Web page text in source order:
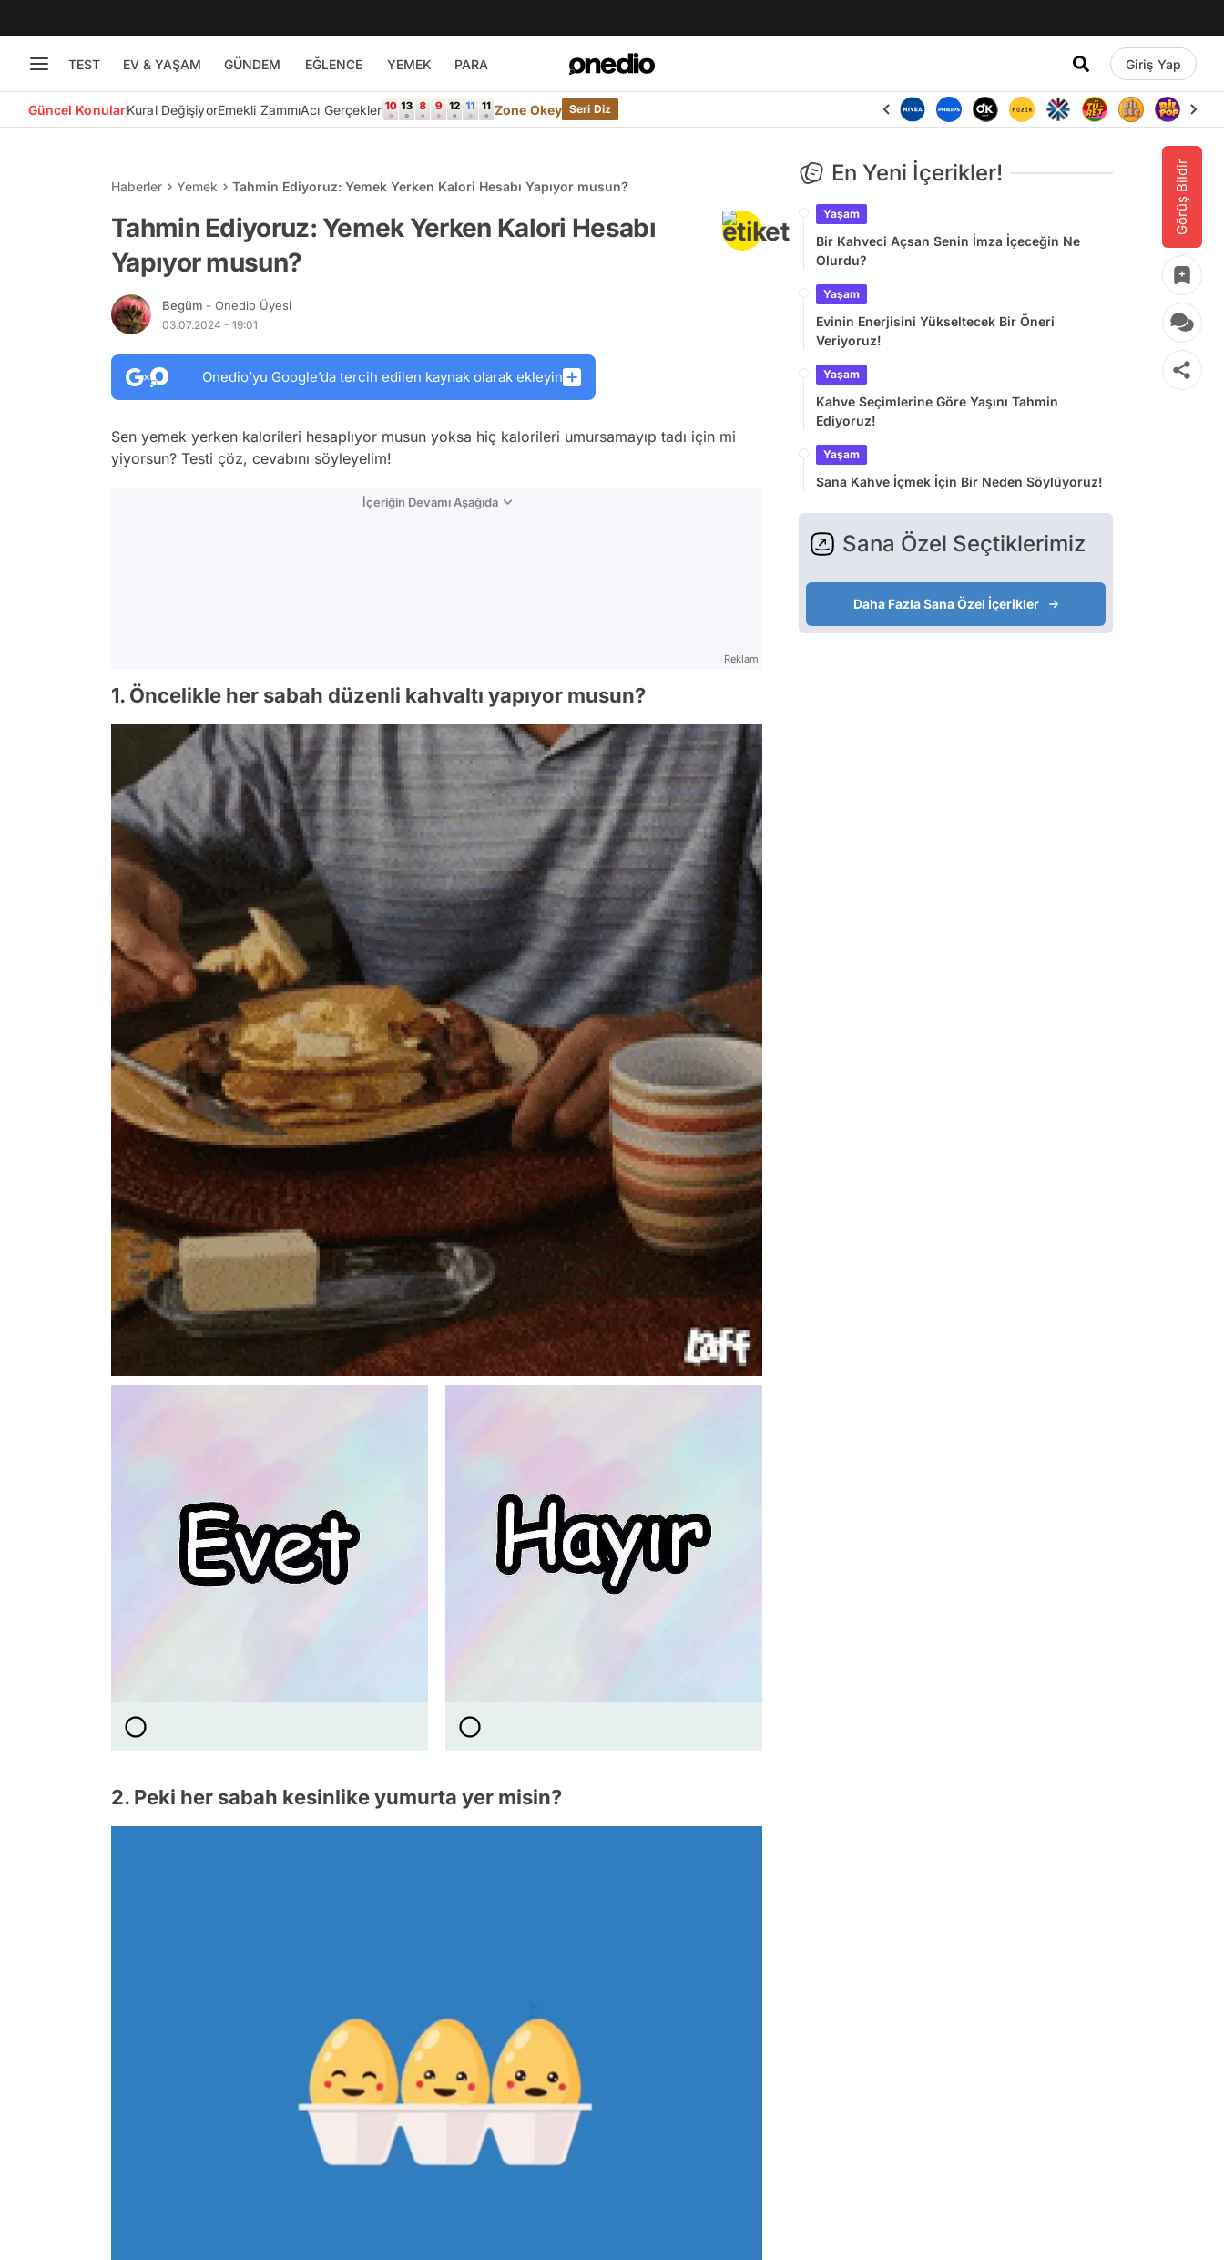
TEST EV & YAŞAM GÜNDEM EĞLENCE YEMEK PARA Giriş Yap
Güncel KonularKural DeğişiyorEmekli ZammıAcı Gerçekler Zone Okey Seri Diz
Görüş Bildir
Haberler Yemek Tahmin Ediyoruz: Yemek Yerken Kalori Hesabı Yapıyor musun?
Tahmin Ediyoruz: Yemek Yerken Kalori Hesabı
Yapıyor musun?
Begüm - Onedio Üyesi
03.07.2024 - 19:01
Onedio’yu Google’da tercih edilen kaynak olarak ekleyin
Sen yemek yerken kalorileri hesaplıyor musun yoksa hiç kalorileri umursamayıp tadı için mi
yiyorsun? Testi çöz, cevabını söyleyelim!
İçeriğin Devamı Aşağıda
Reklam
1. Öncelikle her sabah düzenli kahvaltı yapıyor musun?
2. Peki her sabah kesinlike yumurta yer misin?
En Yeni İçerikler!
Yaşam
Bir Kahveci Açsan Senin İmza İçeceğin Ne
Olurdu?
Yaşam
Evinin Enerjisini Yükseltecek Bir Öneri
Veriyoruz!
Yaşam
Kahve Seçimlerine Göre Yaşını Tahmin
Ediyoruz!
Yaşam
Sana Kahve İçmek İçin Bir Neden Söylüyoruz!
Sana Özel Seçtiklerimiz
Daha Fazla Sana Özel İçerikler